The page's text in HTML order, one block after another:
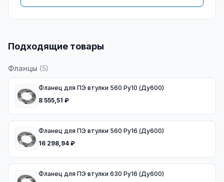
Подходящие товары
Фланцы (5)
Фланец для ПЭ втулки 560 Ру10 (Ду600)
8 555,51 ₽
Фланец для ПЭ втулки 560 Ру16 (Ду600)
16 298,94 ₽
Фланец для ПЭ втулки 630 Ру16 (Ду600)